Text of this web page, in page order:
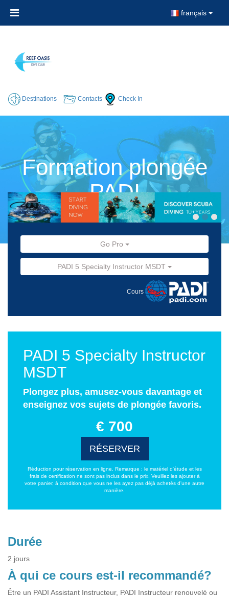
français
Destinations Contacts Check In
Formation plongée
PADI
Go Pro
PADI 5 Specialty Instructor MSDT
Cours
PADI 5 Specialty Instructor
MSDT
Plongez plus, amusez-vous davantage et
enseignez vos sujets de plongée favoris.
€ 700
RÉSERVER
Réduction pour réservation en ligne. Remarque : le matériel d'étude et les
frais de certification ne sont pas inclus dans le prix. Veuillez les ajouter à
votre panier, à condition que vous ne les ayez pas déjà achetés d'une autre
manière.
Durée
2 jours
À qui ce cours est-il recommandé?
Être un PADI Assistant Instructeur, PADI Instructeur renouvelé ou